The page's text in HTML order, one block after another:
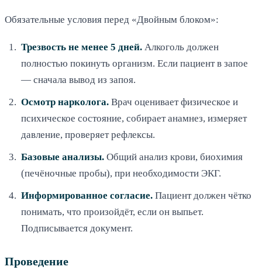
Обязательные условия перед «Двойным блоком»:
Трезвость не менее 5 дней. Алкоголь должен
полностью покинуть организм. Если пациент в запое
— сначала вывод из запоя.
Осмотр нарколога. Врач оценивает физическое и
психическое состояние, собирает анамнез, измеряет
давление, проверяет рефлексы.
Базовые анализы. Общий анализ крови, биохимия
(печёночные пробы), при необходимости ЭКГ.
Информированное согласие. Пациент должен чётко
понимать, что произойдёт, если он выпьет.
Подписывается документ.
Проведение